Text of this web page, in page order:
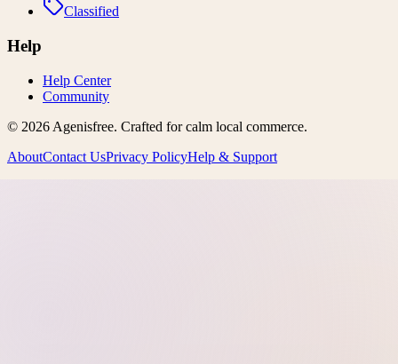
Classified
Help
Help Center
Community
© 2026 Agenisfree. Crafted for calm local commerce.
AboutContact UsPrivacy PolicyHelp & Support